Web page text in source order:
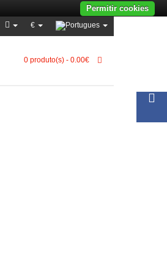
€
0 produto(s) - 0.00€
Permitir cookies